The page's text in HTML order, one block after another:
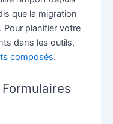
que la migration
Pour planifier votre
dans les outils,
composés.